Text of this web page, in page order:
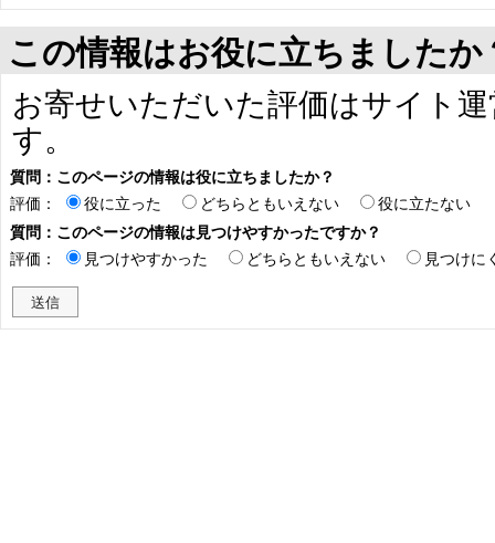
この情報はお役に立ちましたか
お寄せいただいた評価はサイト
す。
質問：このページの情報は役に立ちましたか？
評価：
役に立った どちらともいえない
役に立たない
質問：このページの情報は見つけやすかったですか？
評価：
見つけやすかった どちらともいえない 見つけに